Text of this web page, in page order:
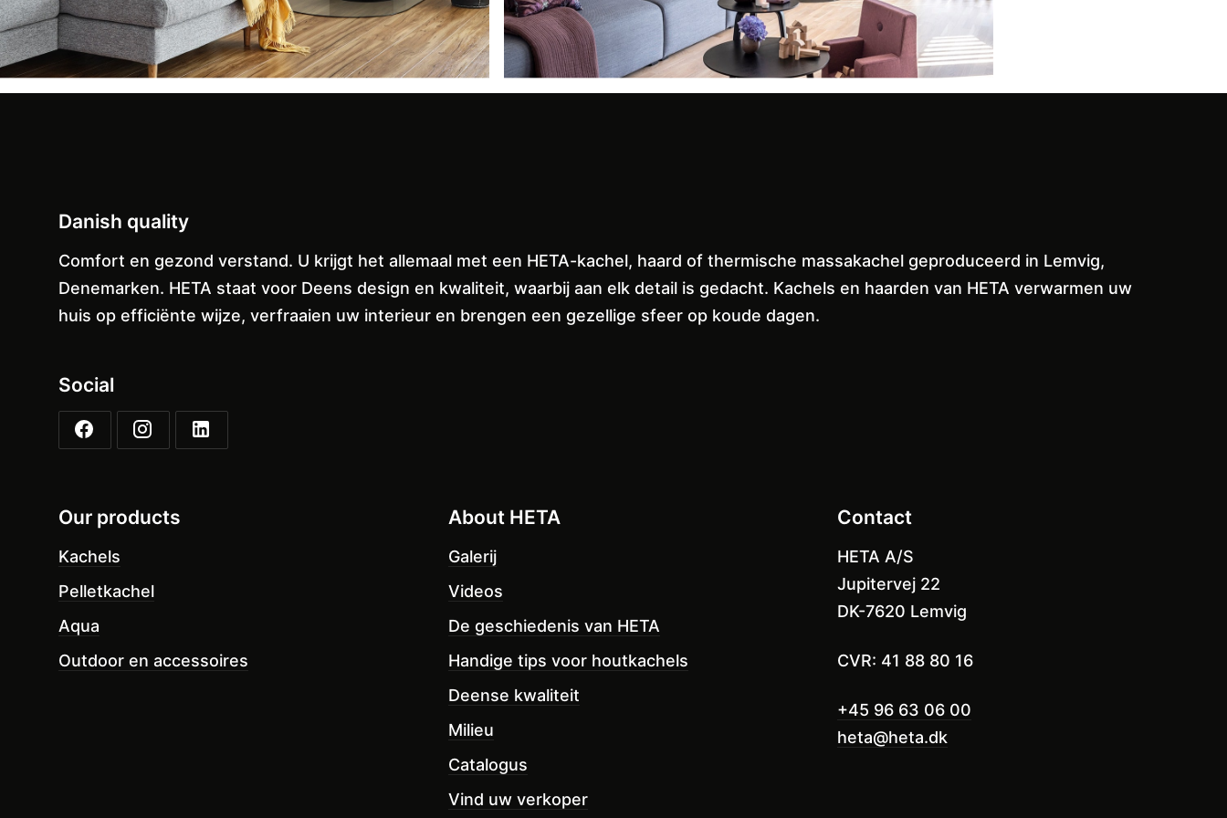
Danish quality
Comfort en gezond verstand. U krijgt het allemaal met een HETA-kachel, haard of thermische massakachel geproduceerd in Lemvig,
Denemarken. HETA staat voor Deens design en kwaliteit, waarbij aan elk detail is gedacht. Kachels en haarden van HETA verwarmen uw
huis op efficiënte wijze, verfraaien uw interieur en brengen een gezellige sfeer op koude dagen.
Social
Our products
Kachels
Pelletkachel
Aqua
Outdoor en accessoires
About HETA
Galerij
Videos
De geschiedenis van HETA
Handige tips voor houtkachels
Deense kwaliteit
Milieu
Catalogus
Vind uw verkoper
Contact
HETA A/S
Jupitervej 22
DK-7620 Lemvig
CVR: 41 88 80 16
+45 96 63 06 00
heta@heta.dk